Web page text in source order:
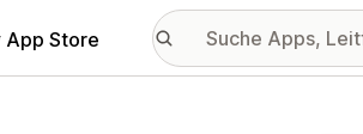
App Store